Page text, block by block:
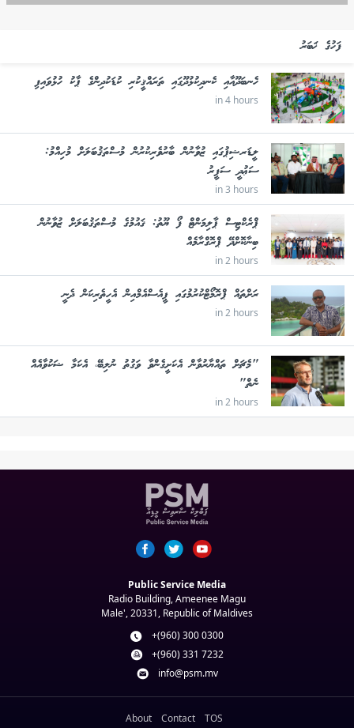
ފަހުގެ ޚަބަރު
ހެނބަދޫއާއި ކެނދިކުޅުދޫގައި ތަރައްޤީކުރި ކުޑަކުދިންގެ ޕާކު ހުޅުވައިފި
in 4 hours
ލީޑަރޝިޕުގައި ޒުވާނުން ބާރުވެރިކުރުން މުސްތަޤުބަލަށް މުހިއްމު:
ސަޢުދީ ސަފީރު
in 3 hours
ޕްރެކްޓިސް ޕާލިމަންޓް ފޯ ޔޫތު: ޤައުމުގެ މުސްތަޤުބަލަށް ޒުވާނުން
ބިނާކޮށްދޭ ޕްރޮގްރާމެއް
in 2 hours
ރަށްތައް ޕްރޮމޯޓްކުރުމުގައި ޕީއެސްއެމްއިން އެހީތެރިކަން ދެނީ
in 2 hours
"މެޗަށް ތައްޔާރުވާން އެކަށީގެންވާ ވަގުތު ނުލިބޭ، އެކަމާ ޝަކުވާއެއް
ނެތް"
in 2 hours
Public Service Media
Radio Building, Ameenee Magu
Male', 20331, Republic of Maldives
+(960) 300 0300
+(960) 331 7232
info@psm.mv
About Contact TOS